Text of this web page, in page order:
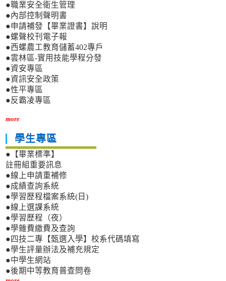
●職業安全衛生管理
●內部控制聲明書
●申請補發【畢業證書】說明
●螺聲校刊電子報
●西螺農工教育儲蓄402專戶
●雲林區-實用技能學程分發
●資安專區
●資訊安全政策
●性平專區
●反霸凌專區
more
學生專區
●【畢業標準】
註冊組重要訊息
●線上申請重補修
●成績查詢系統
●學習歷程檔案系統(日)
●線上選課系統
●學習歷程（夜）
●學雜費繳費及查詢
●四技二專【甄選入學】校系代碼填寫
●學生評量辦法及補充規定
●中學生網站
●後期中等教育普查問卷